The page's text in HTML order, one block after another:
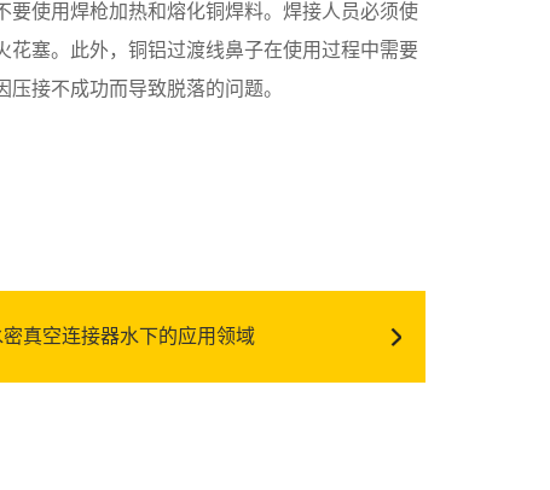
使用焊枪加热和熔化铜焊料。焊接人员必须使
塞。此外，铜铝过渡线鼻子在使用过程中需要
接不成功而导致脱落的问题。
密真空连接器水下的应用领域